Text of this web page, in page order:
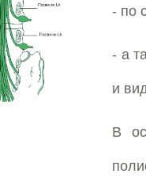
- по
- а
и
В